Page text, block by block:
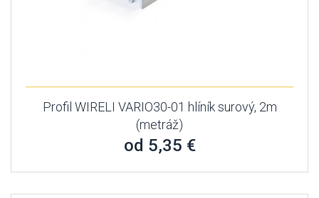
Profil WIRELI VARIO30-01 hlíník surový, 2m
(metráž)
od 5,35 €